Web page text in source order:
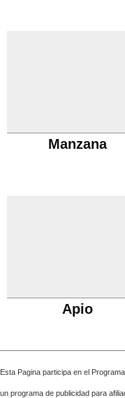
Manzana
Apio
Esta Pagina participa en el
un programa de publicidad para